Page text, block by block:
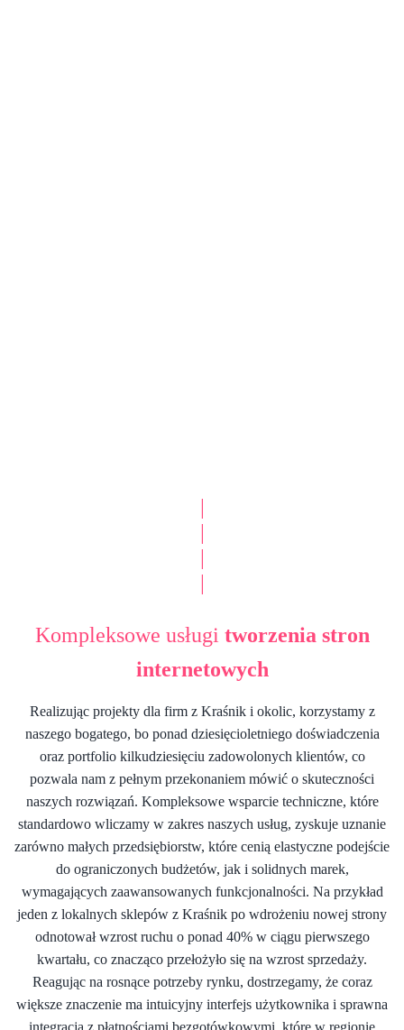
|
|
|
|
Kompleksowe usługi tworzenia stron
internetowych
Realizując projekty dla firm z Kraśnik i okolic, korzystamy z
naszego bogatego, bo ponad dziesięcioletniego doświadczenia
oraz portfolio kilkudziesięciu zadowolonych klientów, co
pozwala nam z pełnym przekonaniem mówić o skuteczności
naszych rozwiązań. Kompleksowe wsparcie techniczne, które
standardowo wliczamy w zakres naszych usług, zyskuje uznanie
zarówno małych przedsiębiorstw, które cenią elastyczne podejście
do ograniczonych budżetów, jak i solidnych marek,
wymagających zaawansowanych funkcjonalności. Na przykład
jeden z lokalnych sklepów z Kraśnik po wdrożeniu nowej strony
odnotował wzrost ruchu o ponad 40% w ciągu pierwszego
kwartału, co znacząco przełożyło się na wzrost sprzedaży.
Reagując na rosnące potrzeby rynku, dostrzegamy, że coraz
większe znaczenie ma intuicyjny interfejs użytkownika i sprawna
integracja z płatnościami bezgotówkowymi, które w regionie